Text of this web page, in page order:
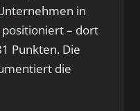
in
positioniert – dort
Punkten. Die
die